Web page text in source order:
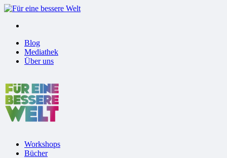
Menu
Menu
Blog
Mediathek
Über uns
Workshops
Bücher